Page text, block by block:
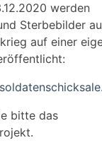
werden
Sterbebilder
auf einer
bitte das